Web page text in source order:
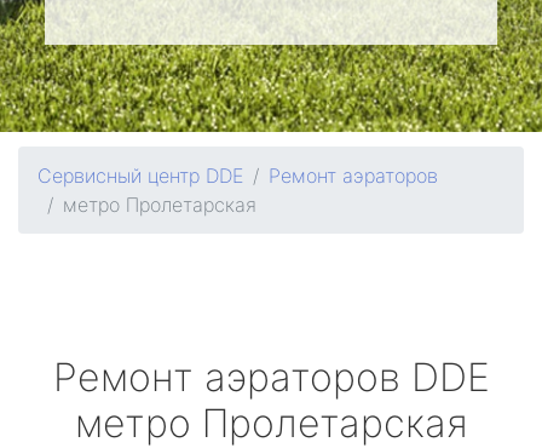
Сервисный центр DDE
Ремонт аэраторов
метро Пролетарская
Ремонт аэраторов DDE
метро Пролетарская